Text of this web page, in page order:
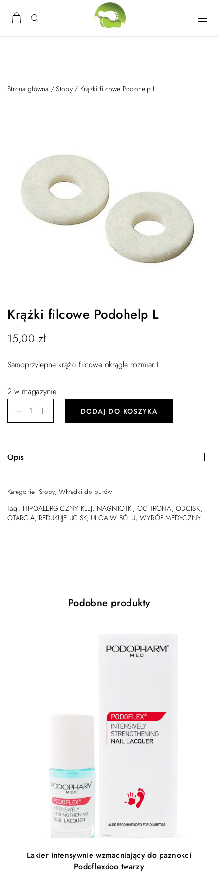
Strona główna /Stopy/ Krążki filcowe Podohelp L
Krążki filcowe Podohelp L
15,00 zł
Samoprzylepne krążki filcowe okrągłe rozmiar L
2 w magazynie
DODAJ DO KOSZYKA
Opis
L 4 szt.
obrębie dużego palca, łagodząc ucisk i chroniąc przed
dalszymi otarciami. Produkt przynosi natychmiastową
Kategorie:Stopy,Wkładki do butów
Tagi: HIPOALERGICZNY KLEJ, NAGNIOTKI, OCHRONA,ODCISKI,
OTARCIA, REDUKUJE UCISK, ULGA W BÓLU, WYRÓB MEDYCZNY
Podobne produkty
Lakier intensywnie wzmacniający do paznokci
Podoflexdoo twarzy